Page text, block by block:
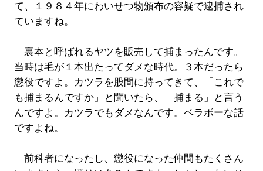
て、１９８４年にわいせつ物頒布の容疑で逮捕され
ていますね。
裏本と呼ばれるヤツを販売して捕まったんです。
当時は毛が１本出たってダメな時代。３本だったら
懲役ですよ。カツラを股間に持ってきて、「これで
も捕まるんですか」と聞いたら、「捕まる」と言う
んですよ。カツラでもダメなんです。ベラボーな話
ですよね。
前科者になったし、懲役になった仲間もたくさん